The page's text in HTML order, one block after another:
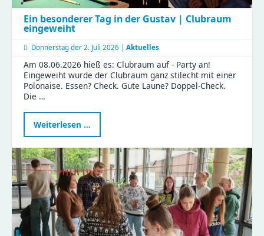
Ein besonderer Tag in der Gustav | Clubraum
eingeweiht
Donnerstag der 2. Juli 2026 | Aktuelles
Am 08.06.2026 hieß es: Clubraum auf - Party an!
Eingeweiht wurde der Clubraum ganz stilecht mit einer
Polonaise. Essen? Check. Gute Laune? Doppel-Check.
Die …
Weiterlesen …
besonderer
Tag
in
der
Gustav
|
Clubraum
eingeweiht